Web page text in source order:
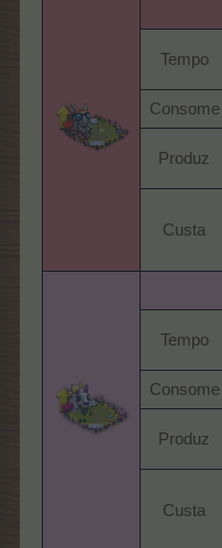
Tempo​
Consome​
Produz​
Custa​
Tempo​
Consome​
Produz​
Custa​